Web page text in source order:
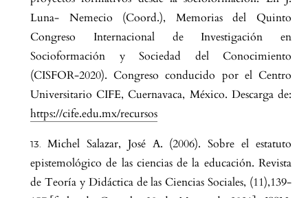
Luna- Nemecio (Coord.), Memorias del Quinto
Congreso Internacional de Investigación en
Socioformación y Sociedad del Conocimiento
(CISFOR-2020). Congreso conducido por el Centro
Universitario CIFE, Cuernavaca, México. Descarga de:
https://cife.edu.mx/recursos
Michel Salazar, José A. (2006). Sobre el estatuto
epistemológico de las ciencias de la educación. Revista
de Teoría y Didáctica de las Ciencias Sociales, (11),139-